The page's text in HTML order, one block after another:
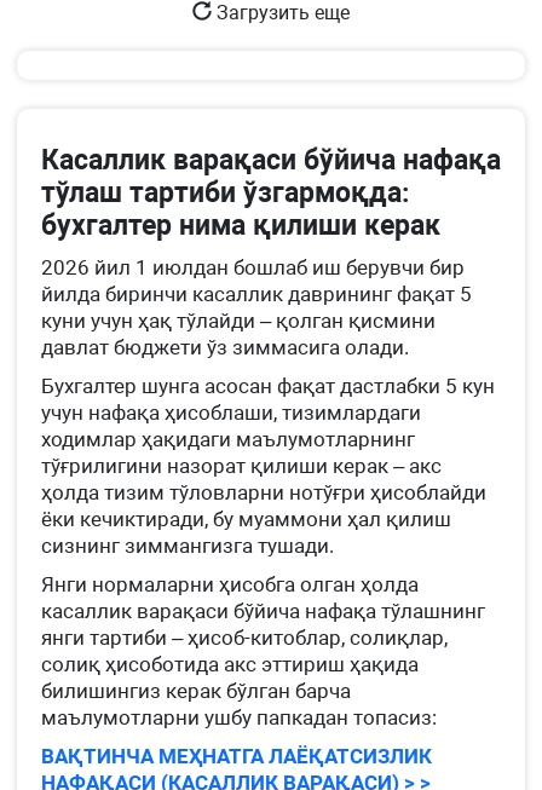
Загрузить еще
Касаллик варақаси бўйича нафақа
тўлаш тартиби ўзгармоқда:
бухгалтер нима қилиши керак
2026 йил 1 июлдан бошлаб иш берувчи бир
йилда биринчи касаллик даврининг фақат 5
куни учун ҳақ тўлайди – қолган қисмини
давлат бюджети ўз зиммасига олади.
Бухгалтер шунга асосан фақат дастлабки 5 кун
учун нафақа ҳисоблаши, тизимлардаги
ходимлар ҳақидаги маълумотларнинг
тўғрилигини назорат қилиши керак – акс
ҳолда тизим тўловларни нотўғри ҳисоблайди
ёки кечиктиради, бу муаммони ҳал қилиш
сизнинг зиммангизга тушади.
Янги нормаларни ҳисобга олган ҳолда
касаллик варақаси бўйича нафақа тўлашнинг
янги тартиби – ҳисоб-китоблар, солиқлар,
солиқ ҳисоботида акс эттириш ҳақида
билишингиз керак бўлган барча
маълумотларни ушбу папкадан топасиз:
ВАҚТИНЧА МЕҲНАТГА ЛАЁҚАТСИЗЛИК
НАФАҚАСИ (КАСАЛЛИК ВАРАҚАСИ) > >